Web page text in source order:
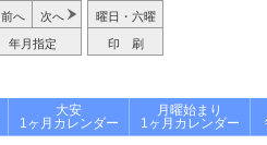
前へ 次へ
年月指定
曜日・六曜
印 刷
大安
1ヶ月カレンダー
月曜始まり
1ヶ月カレンダー